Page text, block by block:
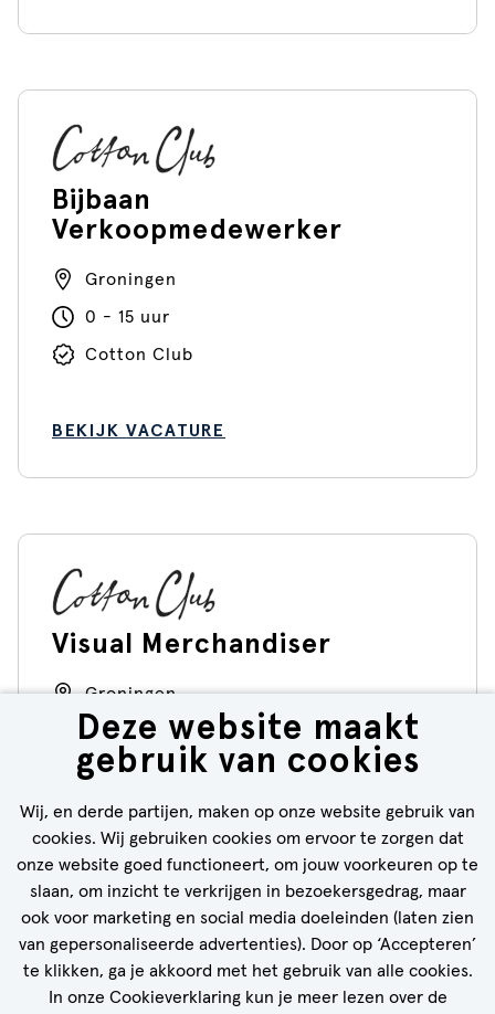
Deze website maakt
gebruik van cookies
Wij, en derde partijen, maken op onze website gebruik van
cookies. Wij gebruiken cookies om ervoor te zorgen dat
onze website goed functioneert, om jouw voorkeuren op te
slaan, om inzicht te verkrijgen in bezoekersgedrag, maar
ook voor marketing en social media doeleinden (laten zien
van gepersonaliseerde advertenties). Door op ‘Accepteren’
te klikken, ga je akkoord met het gebruik van alle cookies.
In onze Cookieverklaring kun je meer lezen over de
Bijbaan
Verkoopmedewerker
Groningen
0 - 15 uur
Cotton Club
BEKIJK VACATURE
Visual Merchandiser
Groningen
30 - 38 uur
Cotton Club
BEKIJK VACATURE
CALL-TO-ACTION BIJ MEER VACATURES